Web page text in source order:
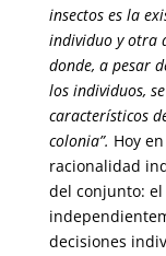
insectos es la
indivi­duo y otra
donde, a pesar
los individuos,
característicos
colonia”. Hoy
racionalidad
del conjunto:
decisiones